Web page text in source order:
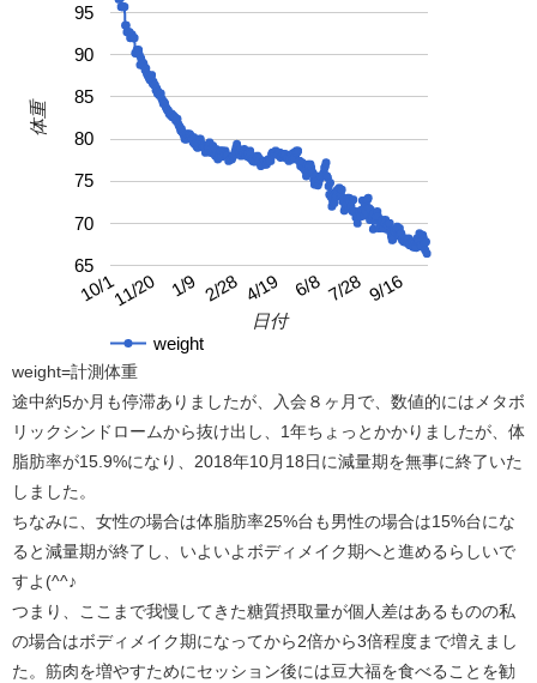
weight
10/111/20 1/9 2/28 4/19 6/8 7/28 9/16
65
70
75
80
85
90
95
日付
体重
weight=計測体重
途中約5か月も停滞ありましたが、入会８ヶ月で、数値的にはメタボ
リックシンドロームから抜け出し、1年ちょっとかかりましたが、体
脂肪率が15.9%になり、2018年10月18日に減量期を無事に終了いた
しました。
ちなみに、女性の場合は体脂肪率25%台も男性の場合は15%台にな
ると減量期が終了し、いよいよボディメイク期へと進めるらしいで
すよ(^^♪
つまり、ここまで我慢してきた糖質摂取量が個人差はあるものの私
の場合はボディメイク期になってから2倍から3倍程度まで増えまし
た。筋肉を増やすためにセッション後には豆大福を食べることを勧